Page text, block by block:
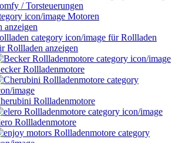
/ Torsteuerungen
Motoren
anzeigen
für Rollladen
Rollladen anzeigen
Rollladenmotore
Rollladenmotore
Rollladenmotore